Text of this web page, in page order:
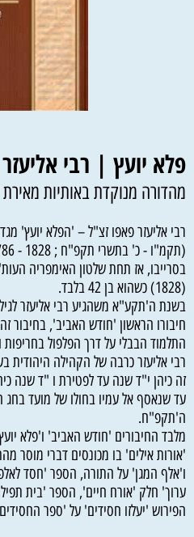
פלא יועץ | רבי
מהדורה מנוקדת באותיות מאירת
רבי אליעזר פאפו זצ"ל – 'הפלא יועץ'
בסרייבו, אז תחת שלטון האימפריה
(1828) כשהוא בן 42 בלבד.
בשנת ה'תקע"א משהגיע רבי אליעזר
חיבורו הראשון 'חודש האביב', בחיבור
התלמוד הבבלי על דרך הפלפול
רבי אליעזר כרבה של הקהילה היהודית
זה כיהן י"ד שנה עד לפטירת ו "ד שנה
עד שנאסף אל עמיו בחולו של מועד
ה'תקפ"ח.
מלבד החיבורים 'חודש האביב' ו'פלא
'אורות אילים' בו מכונסים דברי מוסר
ו'אלף המגן' על התורה, הספר 'חסד
ערוך' חלק 'אורח חיים', הספר 'בית
הפירוש 'יעלזו חסידים' על 'ספר